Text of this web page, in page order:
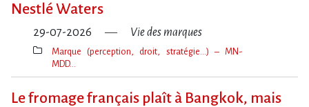
Nestlé Waters
29-07-2026 Vie des marques
Thèmes(s)
Marque (perception, droit, stratégie…) – MN-
MDD…
Le fromage français plaît à Bangkok, mais